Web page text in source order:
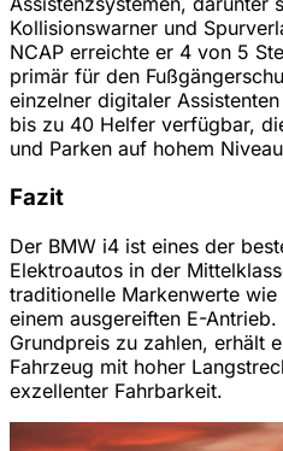
Kollisionswarner und
NCAP erreichte er 4 von 5
primär für den
einzelner digitaler
bis zu 40 Helfer verfügbar,
und Parken auf hohem
Fazit
Der BMW i4 ist eines der
Elektroautos in der
traditionelle Markenwerte
einem ausgereiften E-
Grundpreis zu zahlen, erhält
Fahrzeug mit hoher
exzellenter Fahrbarkeit.